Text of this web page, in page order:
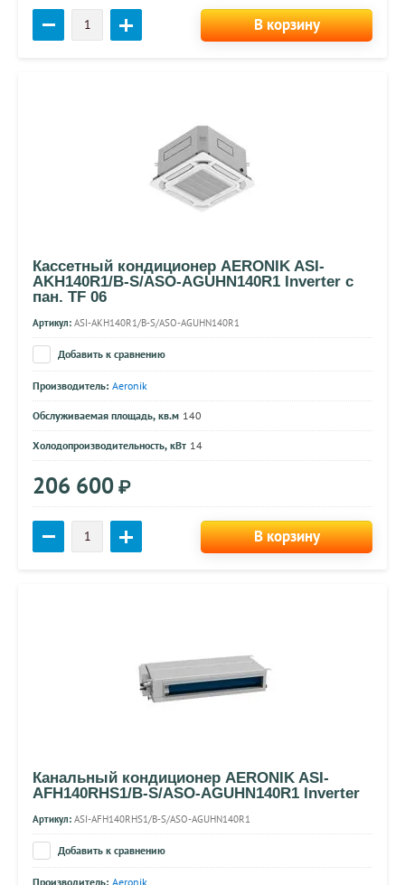
В корзину
Кассетный кондиционер AERONIK ASI-
AKH140R1/B-S/ASO-AGUHN140R1 Inverter c
пан. TF 06
Артикул: ASI-AKH140R1/B-S/ASO-AGUHN140R1
Добавить к сравнению
Производитель: Aeronik
Обслуживаемая площадь, кв.м 140
Холодопроизводительность, кВт 14
206 600 ₽
В корзину
Канальный кондиционер AERONIK ASI-
AFH140RHS1/B-S/ASO-AGUHN140R1 Inverter
Артикул: ASI-AFH140RHS1/B-S/ASO-AGUHN140R1
Добавить к сравнению
Производитель: Aeronik